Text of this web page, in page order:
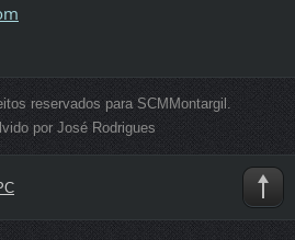
reservados para SCMMontargil.
por José Rodrigues